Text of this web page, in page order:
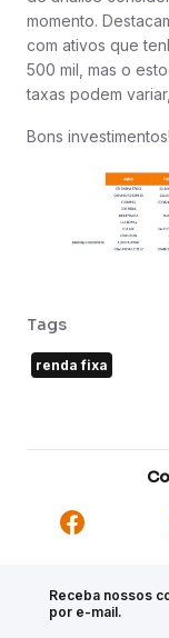
momento.
com ativos que
500 mil, mas o
taxas podem
Bons investimentos!
Tags
renda fixa
Receba nossos
por e-mail.